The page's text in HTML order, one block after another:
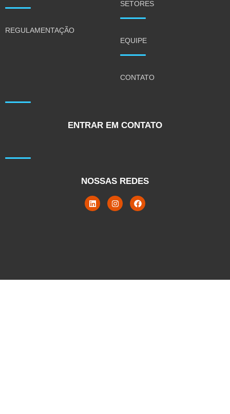
REGULAMENTAÇÃO
SETORES
EQUIPE
CONTATO
ENTRAR EM CONTATO
NOSSAS REDES